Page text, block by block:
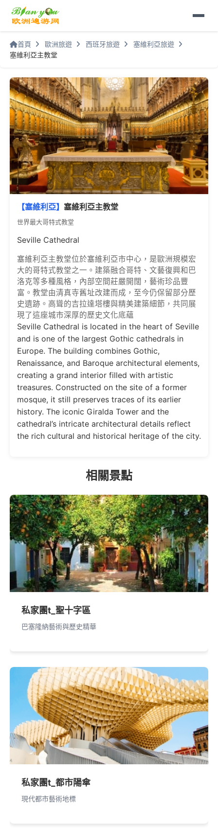
首頁 歐洲旅遊 西班牙旅遊
塞維利亞旅遊
塞維利亞主教堂
【塞維利亞】 塞維利亞主教堂
世界最大哥特式教堂
Seville Cathedral
塞維利亞主教堂位於塞維利亞市中心，是歐洲規模宏
大的哥特式教堂之一。建築融合哥特、文藝復興和巴
洛克等多種風格，內部空間莊嚴開闊，藝術珍品豐
富。教堂由清真寺舊址改建而成，至今仍保留部分歷
史遺跡。高聳的吉拉達塔樓與精美建築細節，共同展
現了這座城市深厚的歷史文化底蘊
Seville Cathedral is located in the heart of Seville
and is one of the largest Gothic cathedrals in
Europe. The building combines Gothic,
Renaissance, and Baroque architectural elements,
creating a grand interior filled with artistic
treasures. Constructed on the site of a former
mosque, it still preserves traces of its earlier
history. The iconic Giralda Tower and the
cathedral’s intricate architectural details reflect
the rich cultural and historical heritage of the city.
相關景點
私家團t_聖十字區
巴塞隆納藝術與歷史精華
私家團t_都市陽傘
現代都市藝術地標